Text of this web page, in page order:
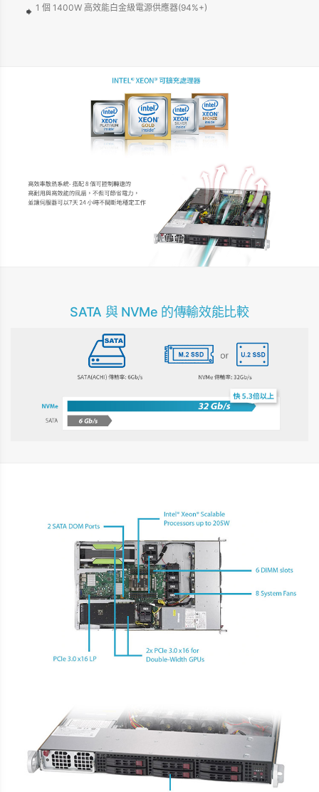
1 個 1400W 高效能白金級電源供應器(94%+)
SATA 與 NVMe 的傳輸效能比較